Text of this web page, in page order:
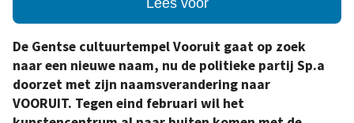
De Gentse cultuurtempel Vooruit gaat op zoek
naar een nieuwe naam, nu de politieke partij Sp.a
doorzet met zijn naamsverandering naar
VOORUIT. Tegen eind februari wil het